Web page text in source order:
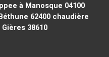
à Manosque 04100
62400 chaudière
38610